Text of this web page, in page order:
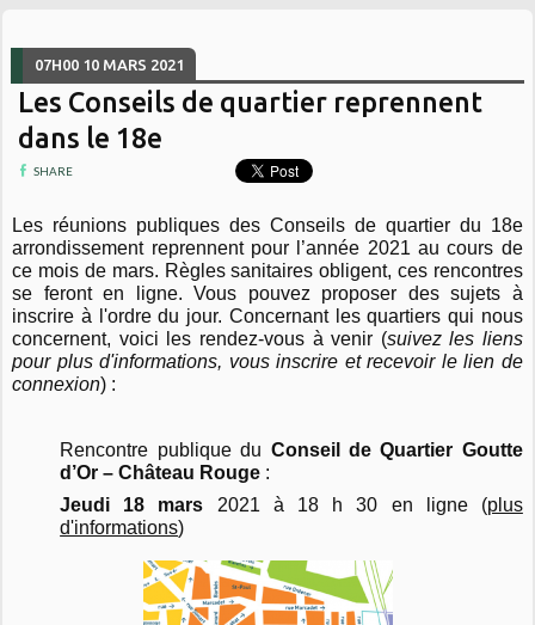
07H00 10 MARS 2021
Les Conseils de quartier reprennent
dans le 18e
SHARE
Les réunions publiques des Conseils de quartier du 18e
arrondissement reprennent pour l’année 2021 au cours de
ce mois de mars. Règles sanitaires obligent, ces rencontres
se feront en ligne. Vous pouvez proposer des sujets à
inscrire à l'ordre du jour. Concernant les quartiers qui nous
concernent, voici les rendez-vous à venir (suivez les liens
pour plus d'informations, vous inscrire et recevoir le lien de
connexion) :
Rencontre publique du Conseil de Quartier Goutte
d’Or – Château Rouge :
Jeudi 18 mars 2021 à 18 h 30 en ligne (plus
d'informations)